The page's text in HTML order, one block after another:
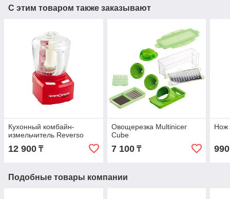
С этим товаром также заказывают
Кухонный комбайн-
измельчитель Reverso
12 900 ₸
Овощерезка Multinicer
Cube
7 100₸
Нож
990
Подобные товары компании